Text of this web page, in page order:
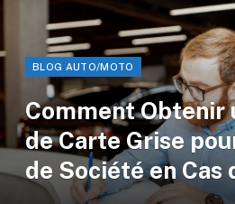
BLOG AUTO/MOTO
Comment Obtenir
de Carte Grise
de Société en Cas